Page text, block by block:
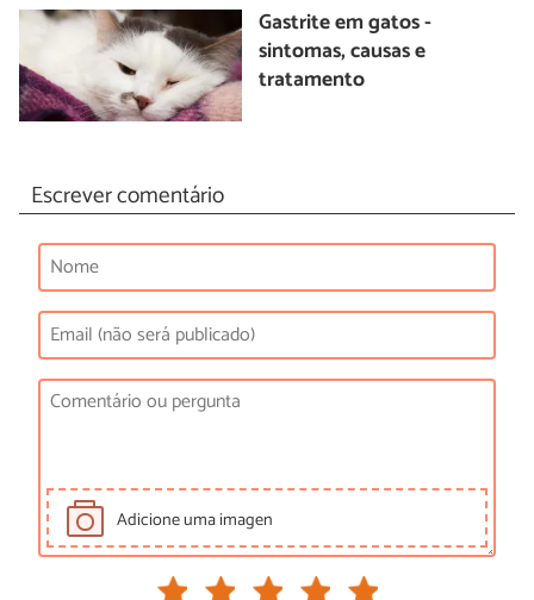
Gastrite em gatos -
sintomas, causas e
tratamento
Escrever comentário
Adicione uma imagen